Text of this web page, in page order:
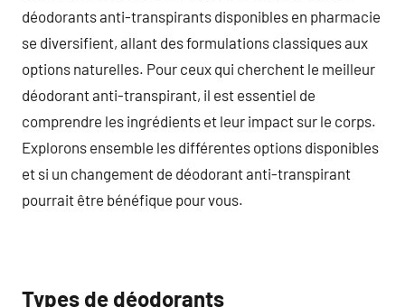
déodorants anti-transpirants disponibles en pharmacie
se diversifient, allant des formulations classiques aux
options naturelles. Pour ceux qui cherchent le meilleur
déodorant anti-transpirant, il est essentiel de
comprendre les ingrédients et leur impact sur le corps.
Explorons ensemble les différentes options disponibles
et si un changement de déodorant anti-transpirant
pourrait être bénéfique pour vous.
Types de déodorants